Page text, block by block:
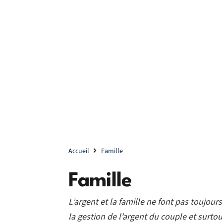
Accueil Famille
Famille
L’argent et la famille ne font pas
la gestion de l’argent du couple et